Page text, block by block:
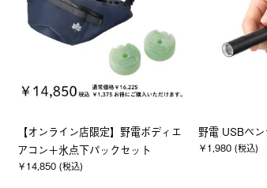
【オンライン店限定】野電ボディエ
アコン＋氷点下パックセット
￥14,850 (税込)
野電 USBペン
￥1,980 (税込)